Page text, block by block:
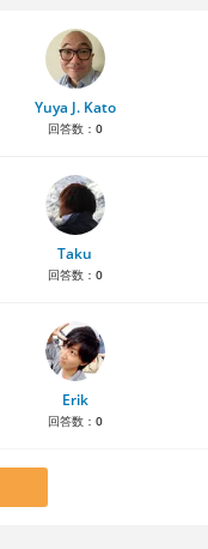
Yuya J. Kato
回答数： 0
Taku
回答数： 0
Erik
回答数： 0